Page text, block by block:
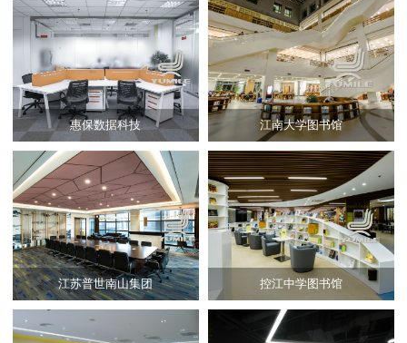
惠保数据科技 江南大学图书馆
江苏普世南山集团 控江中学图书馆